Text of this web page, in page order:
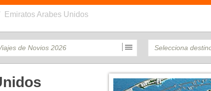
Emiratos Arabes Unidos